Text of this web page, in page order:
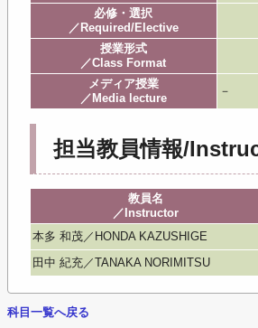
必修・選択
／Required/Elective
授業形式
／Class Format
メディア授業
／Media lecture
－
担当教員情報/
教員名
／Instructor
本多 和茂／HONDA KAZUSHIGE
田中 紀充／TANAKA NORIMITSU
科目一覧へ戻る